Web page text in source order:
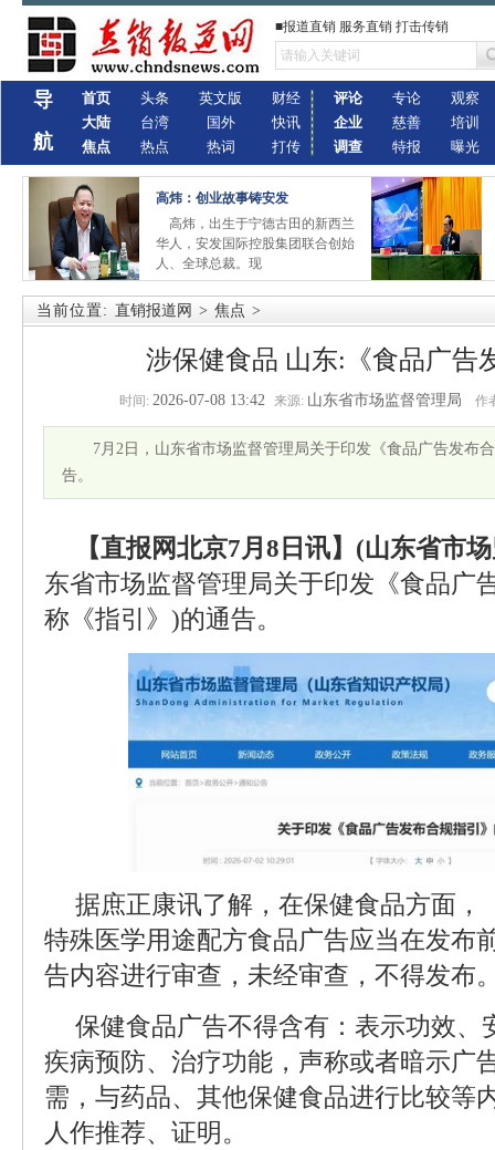
■报道直销 服务直销 打击传销
导
航
首页
大陆
焦点
头条
台湾
热点
英文版
国外
热词
财经
快讯
打传
评论
企业
调查
专论
慈善
特报
观察
培训
曝光
高炜：创业故事铸安发
高炜，出生于宁德古田的新西兰
华人，安发国际控股集团联合创始
人、全球总裁。现
当前位置: 直销报道网 > 焦点 >
涉保健食品 山东:《食品广告
时间: 2026-07-08 13:42 来源: 山东省市场监督管理局 作
7月2日，山东省市场监督管理局关于印发《食品广告发布
告。
【直报网北京7月8日讯】(山东省市
东省市场监督管理局关于印发《食品广
称《指引》)的通告。
据庶正康讯了解，在保健食品方面，
特殊医学用途配方食品广告应当在发布
告内容进行审查，未经审查，不得发布
保健食品广告不得含有：表示功效、
疾病预防、治疗功能，声称或者暗示广
需，与药品、其他保健食品进行比较等
人作推荐、证明。